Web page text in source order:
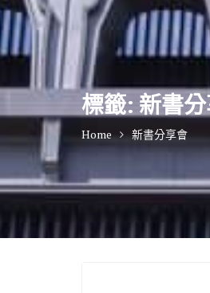
標籤: 新書
Home 新書分享會